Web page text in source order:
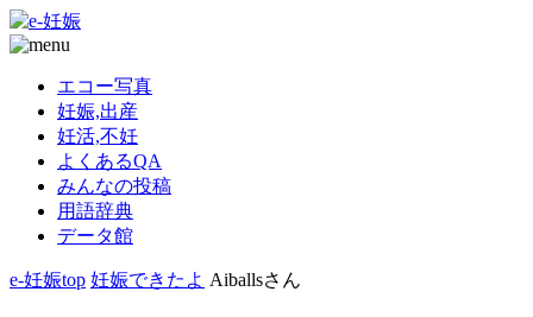
エコー写真
妊娠,出産
妊活,不妊
よくあるQA
みんなの投稿
用語辞典
データ館
e-妊娠top 妊娠できたよ Aiballsさん